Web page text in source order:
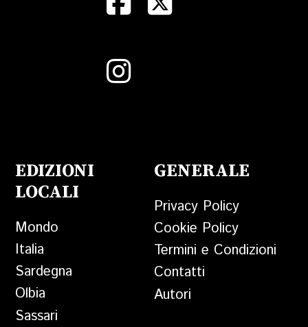
EDIZIONI
LOCALI
Mondo
Italia
Sardegna
Olbia
Sassari
GENERALE
Privacy Policy
Cookie Policy
Termini e Condizioni
Contatti
Autori